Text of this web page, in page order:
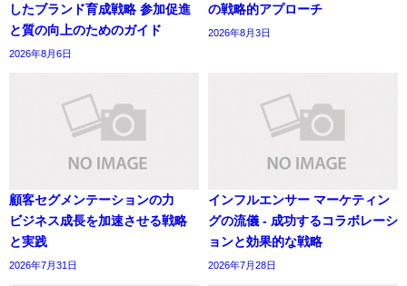
したブランド育成戦略 参加促進
と質の向上のためのガイド
2026年8月6日
の戦略的アプローチ
2026年8月3日
顧客セグメンテーションの力
ビジネス成長を加速させる戦略
と実践
2026年7月31日
インフルエンサー マーケティン
グの流儀 - 成功するコラボレーシ
ョンと効果的な戦略
2026年7月28日